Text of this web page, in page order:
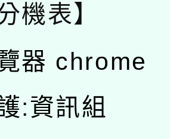
機表】
器 chrome
:資訊組